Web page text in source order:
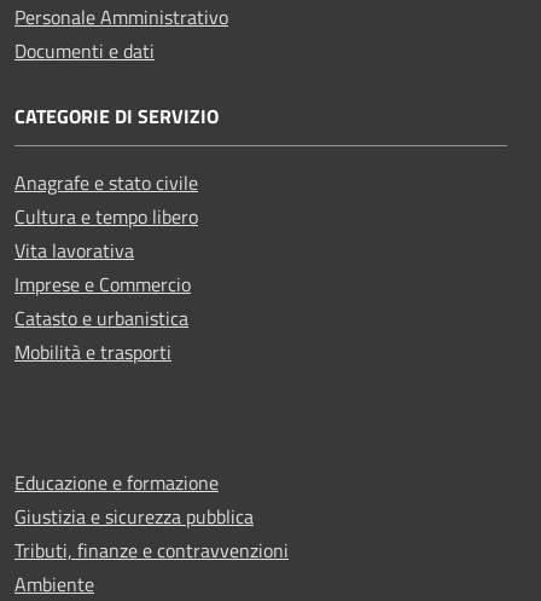
Personale Amministrativo
Documenti e dati
CATEGORIE DI SERVIZIO
Anagrafe e stato civile
Cultura e tempo libero
Vita lavorativa
Imprese e Commercio
Catasto e urbanistica
Mobilità e trasporti
Educazione e formazione
Giustizia e sicurezza pubblica
Tributi, finanze e contravvenzioni
Ambiente